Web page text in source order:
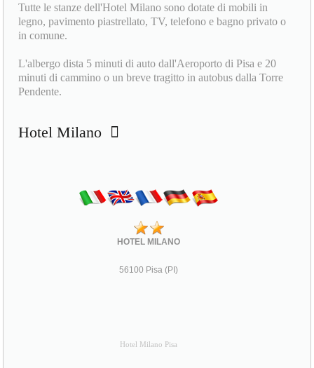
Tutte le stanze dell'Hotel Milano sono dotate di mobili in
legno, pavimento piastrellato, TV, telefono e bagno privato o
in comune.
L'albergo dista 5 minuti di auto dall'Aeroporto di Pisa e 20
minuti di cammino o un breve tragitto in autobus dalla Torre
Pendente.
Hotel Milano
HOTEL MILANO
56100 Pisa (PI)
Hotel Milano Pisa